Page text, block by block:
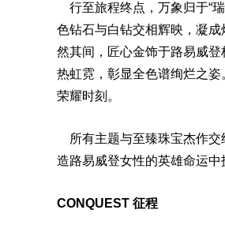
行至旅程终点，万象归于“
色钻石与白钻交相辉映，凝
然其间，匠心金饰于路易威
热虹霓，彰显全色谱绚烂之
荣耀时刻。
所有主题与至臻珠宝杰作交
造路易威登女性的英雄命运
CONQUEST 征程